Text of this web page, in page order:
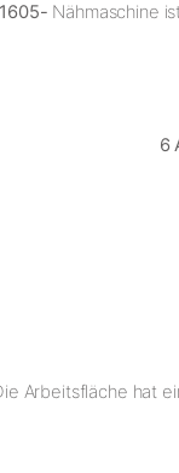
Nähmaschine
6
Arbeitsfläche hat